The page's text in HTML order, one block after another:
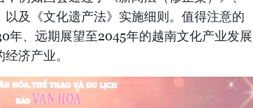
以及《文化遗产法》实施细则。值得注意的
年、远期展望至2045年的越南文化产业发展
济产业。